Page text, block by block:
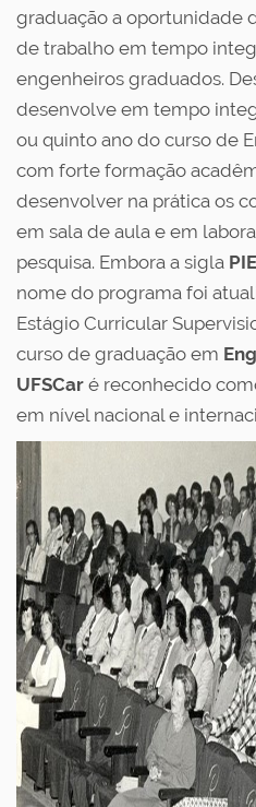
graduação a oportunidade
de trabalho em tempo
engenheiros graduados.
desenvolve em tempo
ou quinto ano do curso de
com forte formação
desenvolver na prática os
em sala de aula e em
pesquisa. Embora a sigla
nome do programa foi
Estágio Curricular
curso de graduação em
UFSCar é reconhecido
em nível nacional e